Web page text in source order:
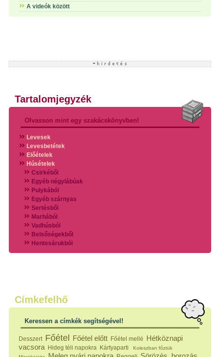
A videók között
Tartalomjegyzék
Olvasson mint egy szakácskönyvben!
Levesek
Levesbetétek
Előételek
Húsételek
Csirkéből
Egyéb négylábúak
Pulykából
Egyéb szárnyas
Sertésből
Marhából
Vadhúsból
Belsőségekből
Hentesárukból
Vadszárnyasokból
Köretek
Klasszikus főzelékek
Zöldséges ételek
Hidegkonyhai készítmények
Főtt tészták
Címkefelhő
Keressen a címkék segítségével!
Desszert Főétel Főétel előtt Főétel mellé Hétköznapi
vacsora Hideg téli napokra Kártyaparti
Koleszban főztük